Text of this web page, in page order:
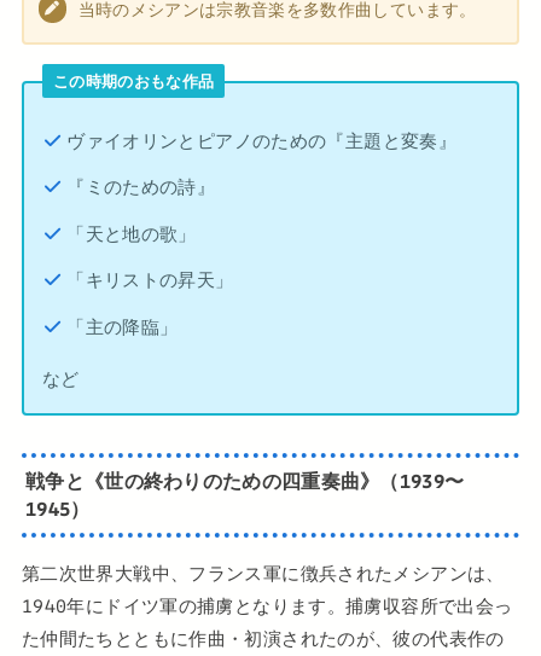
当時のメシアンは宗教音楽を多数作曲しています。
この時期のおもな作品
ヴァイオリンとピアノのための『主題と変奏』
『ミのための詩』
「天と地の歌」
「キリストの昇天」
「主の降臨」
など
戦争と《世の終わりのための四重奏曲》（1939〜
1945）
第二次世界大戦中、フランス軍に徴兵されたメシアンは、
1940年にドイツ軍の捕虜となります。捕虜収容所で出会っ
た仲間たちとともに作曲・初演されたのが、彼の代表作の